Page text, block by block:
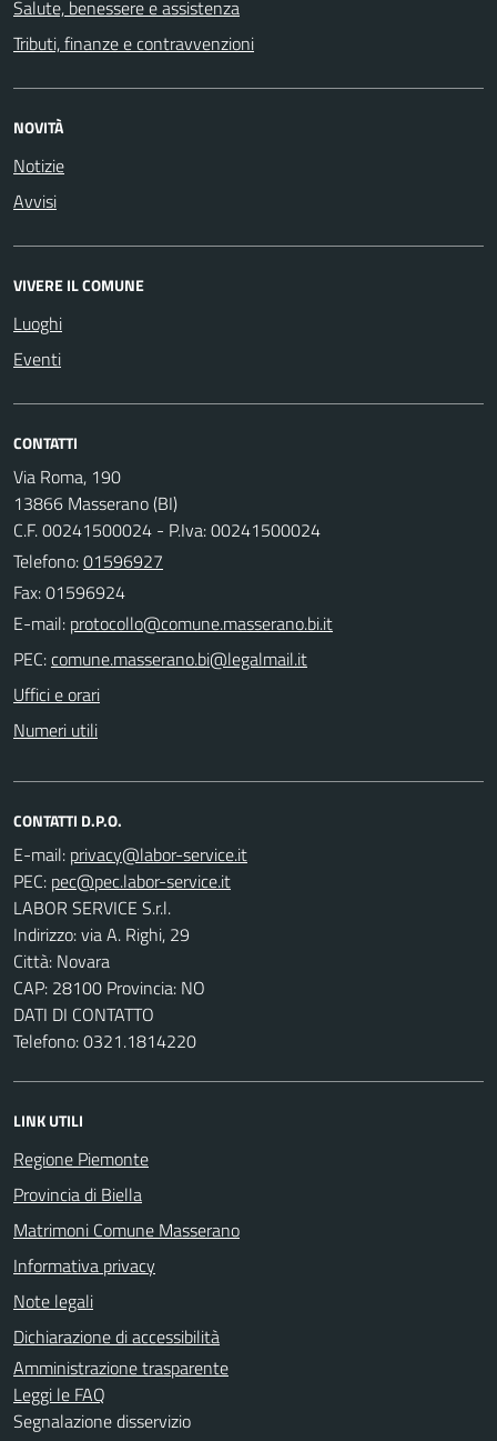
Salute, benessere e assistenza
Tributi, finanze e contravvenzioni
NOVITÀ
Notizie
Avvisi
VIVERE IL COMUNE
Luoghi
Eventi
CONTATTI
Via Roma, 190
13866 Masserano (BI)
C.F. 00241500024 - P.Iva: 00241500024
Telefono:01596927
Fax: 01596924
E-mail:
PEC:
Uffici e orari
Numeri utili
CONTATTI D.P.O.
E-mail:
PEC:
LABOR SERVICE S.r.l.
Indirizzo: via A. Righi, 29
Città: Novara
CAP: 28100 Provincia: NO
DATI DI CONTATTO
Telefono: 0321.1814220
LINK UTILI
Regione Piemonte
Provincia di Biella
Matrimoni Comune Masserano
Informativa privacy
Note legali
Dichiarazione di accessibilità
Amministrazione trasparente
Leggi le FAQ
Segnalazione disservizio